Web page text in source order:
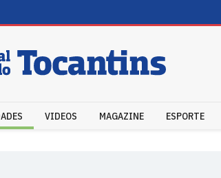
VIDEOS MAGAZINE ESPORTE